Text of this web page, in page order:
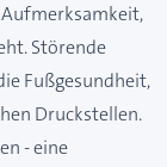
Aufmerksamkeit,
Störende
Fußgesundheit,
Druckstellen.
- eine